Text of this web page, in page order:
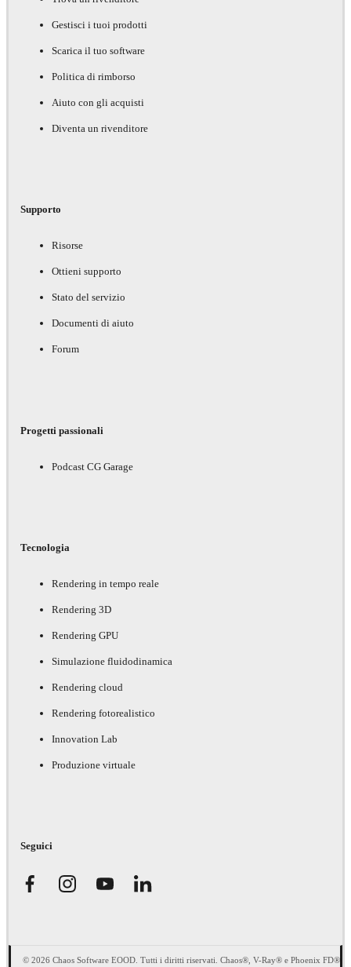
Gestisci i tuoi prodotti
Scarica il tuo software
Politica di rimborso
Aiuto con gli acquisti
Diventa un rivenditore
Supporto
Risorse
Ottieni supporto
Stato del servizio
Documenti di aiuto
Forum
Progetti passionali
Podcast CG Garage
Tecnologia
Rendering in tempo reale
Rendering 3D
Rendering GPU
Simulazione fluidodinamica
Rendering cloud
Rendering fotorealistico
Innovation Lab
Produzione virtuale
Seguici
© 2026 Chaos Software EOOD. Tutti i diritti riservati. Chaos®, V-Ray® e Phoenix FD®